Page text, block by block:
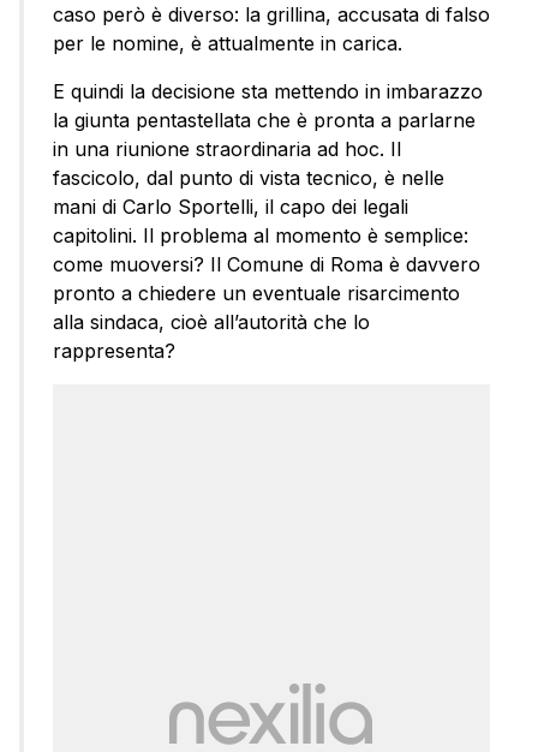
caso però è diverso: la grillina, accusata di falso
per le nomine, è attualmente in carica.
E quindi la decisione sta mettendo in imbarazzo
la giunta pentastellata che è pronta a parlarne
in una riunione straordinaria ad hoc. Il
fascicolo, dal punto di vista tecnico, è nelle
mani di Carlo Sportelli, il capo dei legali
capitolini. Il problema al momento è semplice:
come muoversi? Il Comune di Roma è davvero
pronto a chiedere un eventuale risarcimento
alla sindaca, cioè all’autorità che lo
rappresenta?